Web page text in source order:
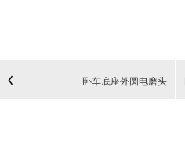
卧车底座外圆电磨头